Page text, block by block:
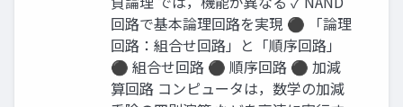
回路で基本論理回路を実現 ⚫ 「論理
回路：組合せ回路」と「順序回路」
⚫ 組合せ回路 ⚫ 順序回路 ⚫ 加減
算回路 コンピュータは，数学の加減